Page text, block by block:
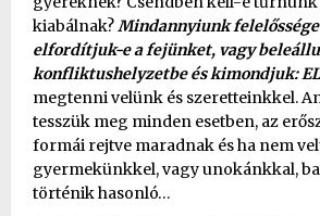
kiabálnak? Mindannyiunk
elfordítjuk-e a fejünket, vagy
konfliktushelyzetbe és kimondjuk:
megtenni velünk és szeretteinkkel.
tesszük meg minden esetben, az
formái rejtve maradnak és ha nem
gyermekünkkel, vagy unokánkkal,
történik hasonló…